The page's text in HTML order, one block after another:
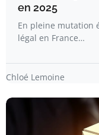
en 2025
En pleine mutation
légal en France…
Chloé Lemoine